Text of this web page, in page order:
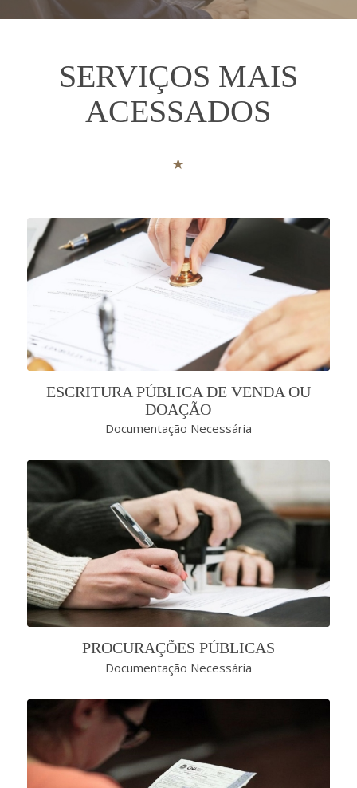
SERVIÇOS MAIS
ACESSADOS
ESCRITURA PÚBLICA DE VENDA OU
DOAÇÃO
Documentação Necessária
PROCURAÇÕES PÚBLICAS
Documentação Necessária